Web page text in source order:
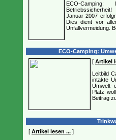
ECO-
Januar 2007
Dies dient vor
Unfallvermeidung.
ECO-Camping:
[ Artikel
Leitbild
intakte
Umwelt-
Platz
Beitrag
[ Artikel lesen ... ]